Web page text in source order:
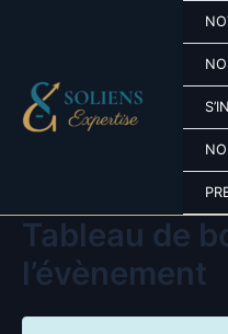
Tableau de
l’évènement